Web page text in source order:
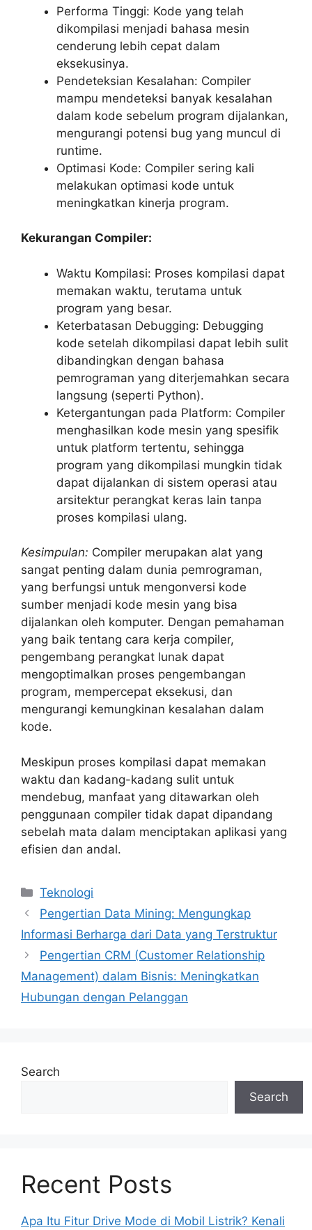
Performa Tinggi: Kode yang telah
dikompilasi menjadi bahasa mesin
cenderung lebih cepat dalam
eksekusinya.
Pendeteksian Kesalahan: Compiler
mampu mendeteksi banyak kesalahan
dalam kode sebelum program dijalankan,
mengurangi potensi bug yang muncul di
runtime.
Optimasi Kode: Compiler sering kali
melakukan optimasi kode untuk
meningkatkan kinerja program.
Kekurangan Compiler:
Waktu Kompilasi: Proses kompilasi dapat
memakan waktu, terutama untuk
program yang besar.
Keterbatasan Debugging: Debugging
kode setelah dikompilasi dapat lebih sulit
dibandingkan dengan bahasa
pemrograman yang diterjemahkan secara
langsung (seperti Python).
Ketergantungan pada Platform: Compiler
menghasilkan kode mesin yang spesifik
untuk platform tertentu, sehingga
program yang dikompilasi mungkin tidak
dapat dijalankan di sistem operasi atau
arsitektur perangkat keras lain tanpa
proses kompilasi ulang.
Kesimpulan: Compiler merupakan alat yang
sangat penting dalam dunia pemrograman,
yang berfungsi untuk mengonversi kode
sumber menjadi kode mesin yang bisa
dijalankan oleh komputer. Dengan pemahaman
yang baik tentang cara kerja compiler,
pengembang perangkat lunak dapat
mengoptimalkan proses pengembangan
program, mempercepat eksekusi, dan
mengurangi kemungkinan kesalahan dalam
kode.
Meskipun proses kompilasi dapat memakan
waktu dan kadang-kadang sulit untuk
mendebug, manfaat yang ditawarkan oleh
penggunaan compiler tidak dapat dipandang
sebelah mata dalam menciptakan aplikasi yang
efisien dan andal.
Categories
Teknologi
Pengertian Data Mining: Mengungkap
Informasi Berharga dari Data yang Terstruktur
Pengertian CRM (Customer Relationship
Management) dalam Bisnis: Meningkatkan
Hubungan dengan Pelanggan
Search
Search
Recent Posts
Apa Itu Fitur Drive Mode di Mobil Listrik? Kenali